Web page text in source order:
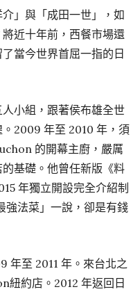
」與「成田一世」，如
近十年前，西餐市場還
當今世界首屈一指的日
小組，跟著侯布雄全世
2009 年至 2010 年，須
的開幕主廚，嚴厲
基礎。他曾任新版《料
年獨立開設完全介紹制
強法菜」一說，卻是有錢
年至 2011 年。來台北之
紐約店。2012 年返回日